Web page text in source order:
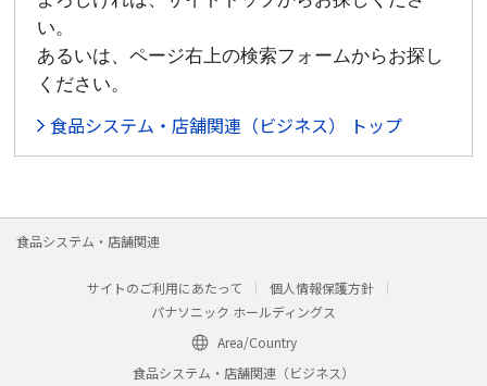
い。
あるいは、ページ右上の検索フォームからお探し
ください。
食品システム・店舗関連（ビジネス） トップ
食品システム・店舗関連
サイトのご利用にあたって
個人情報保護方針
パナソニック ホールディングス
Area/Country
食品システム・店舗関連（ビジネス）